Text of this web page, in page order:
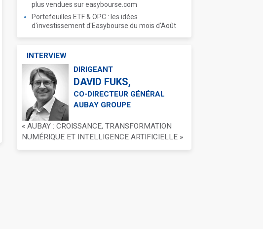
plus vendues sur easybourse.com
Portefeuilles ETF & OPC : les idées
d'investissement d'Easybourse du mois d'Août
INTERVIEW
DIRIGEANT
DAVID FUKS,
CO-DIRECTEUR GÉNÉRAL
AUBAY GROUPE
« AUBAY : CROISSANCE, TRANSFORMATION
NUMÉRIQUE ET INTELLIGENCE ARTIFICIELLE »